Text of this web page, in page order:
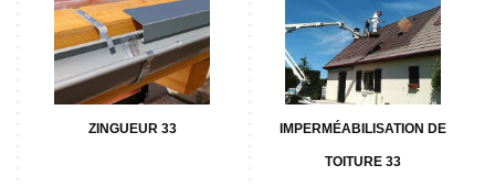
ZINGUEUR 33 IMPERMÉABILISATION DE
TOITURE 33